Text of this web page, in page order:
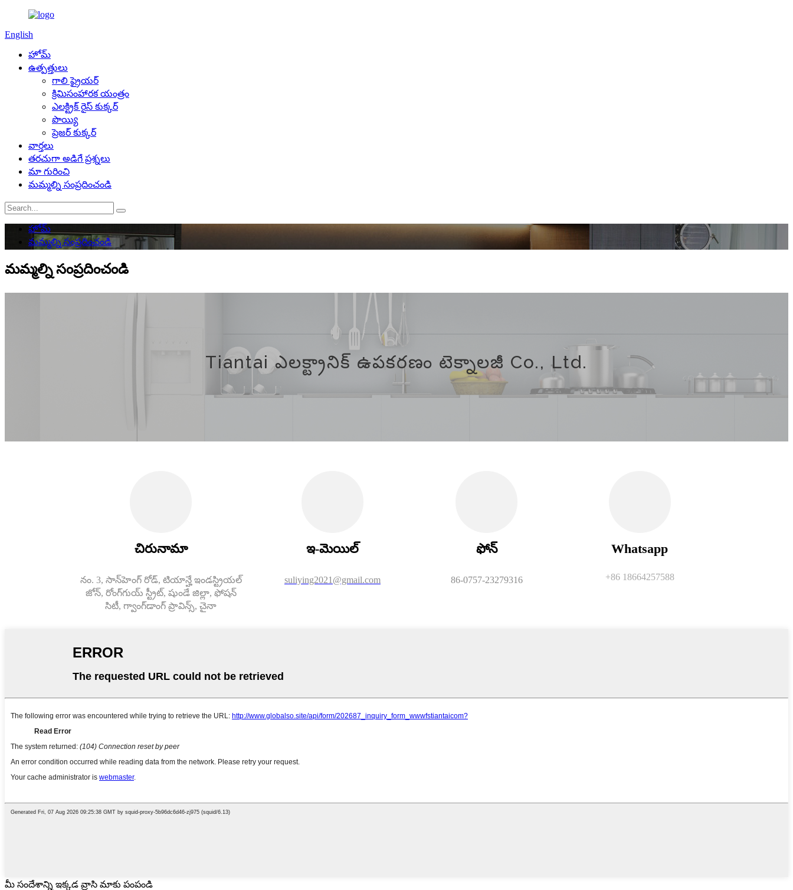
English
హోమ్
ఉత్పత్తులు
గాలి ఫ్రైయర్
క్రిమిసంహారక యంత్రం
ఎలక్ట్రిక్ రైస్ కుక్కర్
పొయ్యి
ప్రెజర్ కుక్కర్
వార్తలు
తరచుగా అడిగే ప్రశ్నలు
మా గురించి
మమ్మల్ని సంప్రదించండి
హోమ్
మమ్మల్ని సంప్రదించండి
మమ్మల్ని సంప్రదించండి
Tiantai ఎలక్ట్రానిక్ ఉపకరణం టెక్నాలజీ Co., Ltd.
చిరునామా
నం. 3, సాన్‌హెంగ్ రోడ్, టియాన్హే ఇండస్ట్రియల్
జోన్, రోంగ్‌గుయ్ స్ట్రీట్, షుండే జిల్లా, ఫోషన్
సిటీ, గ్వాంగ్‌డాంగ్ ప్రావిన్స్, చైనా
ఇ-మెయిల్
suliying2021@gmail.com
ఫోన్
86-0757-23279316
Whatsapp
+86 18664257588
మీ సందేశాన్ని ఇక్కడ వ్రాసి మాకు పంపండి